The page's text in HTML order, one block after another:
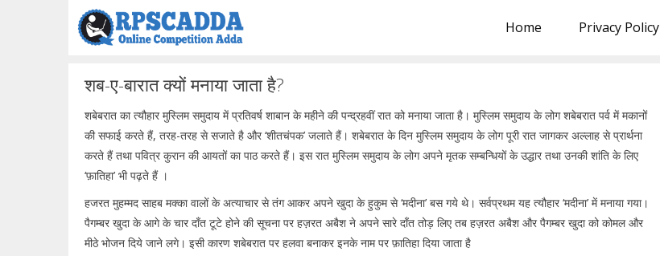
Home Privacy Policy
शब-ए-बारात क्यों मनाया जाता है?
शबेबरात का त्यौहार मुस्लिम समुदाय में प्रतिवर्ष शाबान के महीने की पन्द्रहवीं रात को मनाया जाता है। मुस्लिम समुदाय के लोग शबेबरात पर्व में मकानों
की सफाई करते हैं, तरह-तरह से सजाते है और ‘शीतचंपक’ जलाते हैं। शबेबरात के दिन मुस्लिम समुदाय के लोग पूरी रात जागकर अल्लाह से प्रार्थना
करते हैं तथा पवित्र कुरान की आयतों का पाठ करते हैं। इस रात मुस्लिम समुदाय के लोग अपने मृतक सम्बन्धियों के उद्धार तथा उनकी शांति के लिए
‘फ़ातिहा’ भी पढ़ते हैं ।
हजरत मुहम्मद साहब मक्का वालों के अत्याचार से तंग आकर अपने खुदा के हुकुम से ‘मदीना’ बस गये थे। सर्वप्रथम यह त्यौहार ‘मदीना’ में मनाया गया।
पैगम्बर खुदा के आगे के चार दाँत टूटे होने की सूचना पर हज़रत अबैश ने अपने सारे दाँत तोड़ लिए तब हज़रत अबैश और पैगम्बर खुदा को कोमल और
मीठे भोजन दिये जाने लगे। इसी कारण शबेबरात पर हलवा बनाकर इनके नाम पर फ़ातिहा दिया जाता है